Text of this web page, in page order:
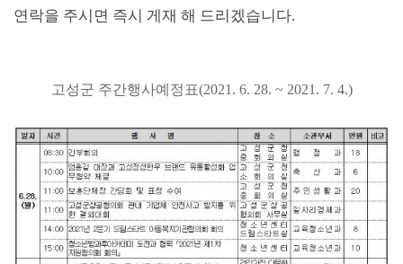
연락을 주시면 즉시 게재 해 드리겠습니다.
고성군 주간행사예정표(2021. 6. 28. ~ 2021. 7. 4.)